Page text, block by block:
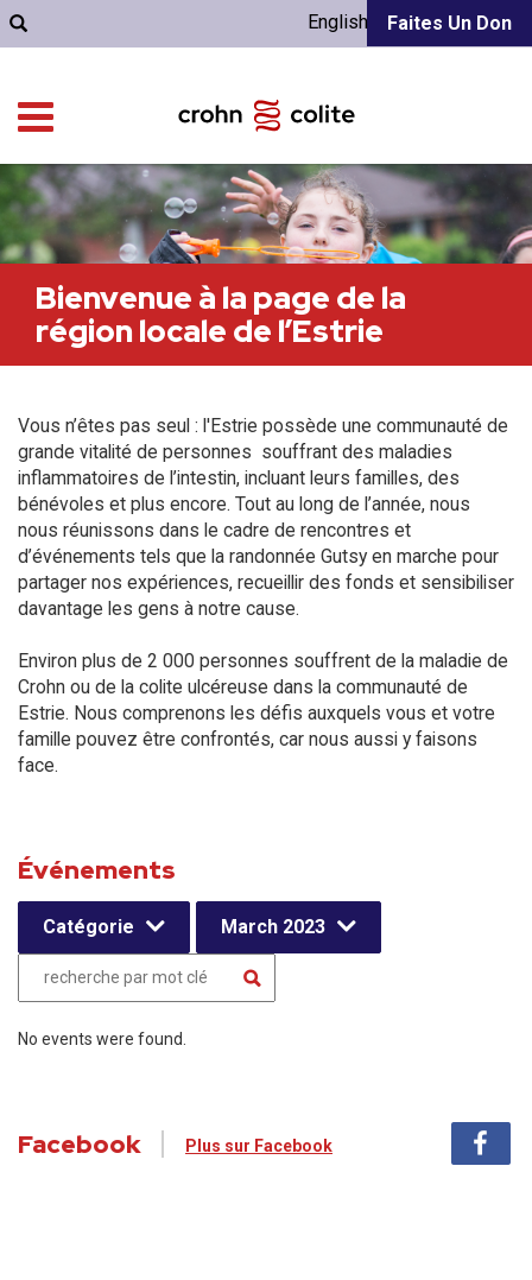
Faites Un Don
English
Bienvenue à la page de la
région locale de l’Estrie
Vous n’êtes pas seul : l'Estrie possède une communauté de
grande vitalité de personnes souffrant des maladies
inflammatoires de l’intestin, incluant leurs familles, des
bénévoles et plus encore. Tout au long de l’année, nous
nous réunissons dans le cadre de rencontres et
d’événements tels que la randonnée Gutsy en marche pour
partager nos expériences, recueillir des fonds et sensibiliser
davantage les gens à notre cause.
Environ plus de 2 000 personnes souffrent de la maladie de
Crohn ou de la colite ulcéreuse dans la communauté de
Estrie. Nous comprenons les défis auxquels vous et votre
famille pouvez être confrontés, car nous aussi y faisons
face.
Événements
Catégorie March 2023
No events were found.
Facebook Plus sur Facebook